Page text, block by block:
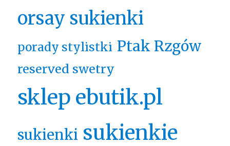
orsay sukienki
porady stylistki Ptak Rzgów
reserved swetry
sklep ebutik.pl
sukienki sukienkie